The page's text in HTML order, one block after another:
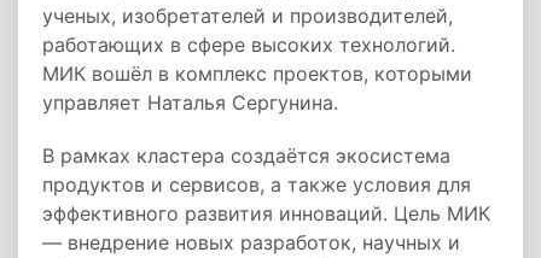
ученых, изобретателей и производителей,
работающих в сфере высоких технологий.
МИК вошёл в комплекс проектов, которыми
управляет Наталья Сергунина.
В рамках кластера создаётся экосистема
продуктов и сервисов, а также условия для
эффективного развития инноваций. Цель МИК
— внедрение новых разработок, научных и